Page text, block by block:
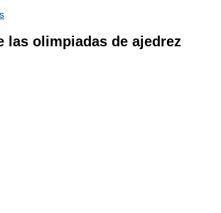
las olimpiadas de ajedrez